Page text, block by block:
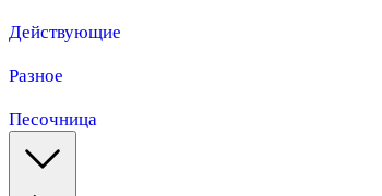
Действующие
Разное
Песочница